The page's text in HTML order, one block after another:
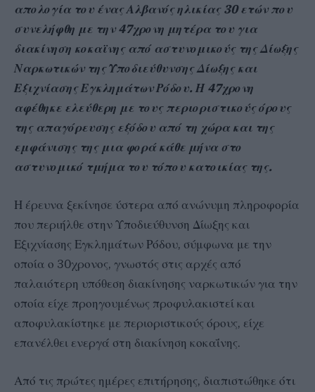
απολογία του ένας Αλβανός ηλικίας 30 ετών που
συνελήφθη με την 47χρονη μητέρα του για
διακίνηση κοκαϊνης από αστυνομικούς της Δίωξης
Ναρκωτικών της Υποδιεύθυνσης Δίωξης και
Εξιχνίασης Εγκλημάτων Ρόδου. Η 47χρονη
αφέθηκε ελεύθερη με τους περιοριστικούς όρους
της απαγόρευσης εξόδου από τη χώρα και της
εμφάνισης της μια φορά κάθε μήνα στο
αστυνομικό τμήμα του τόπου κατοικίας της.
Η έρευνα ξεκίνησε ύστερα από ανώνυμη πληροφορία
που περιήλθε στην Υποδιεύθυνση Δίωξης και
Εξιχνίασης Εγκλημάτων Ρόδου, σύμφωνα με την
οποία ο 30χρονος, γνωστός στις αρχές από
παλαιότερη υπόθεση διακίνησης ναρκωτικών για την
οποία είχε προηγουμένως προφυλακιστεί και
αποφυλακίστηκε με περιοριστικούς όρους, είχε
επανέλθει ενεργά στη διακίνηση κοκαΐνης.
Από τις πρώτες ημέρες επιτήρησης, διαπιστώθηκε ότι